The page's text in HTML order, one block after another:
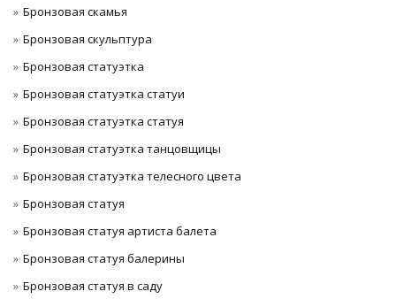
Бронзовая скамья
Бронзовая скульптура
Бронзовая статуэтка
Бронзовая статуэтка статуи
Бронзовая статуэтка статуя
Бронзовая статуэтка танцовщицы
Бронзовая статуэтка телесного цвета
Бронзовая статуя
Бронзовая статуя артиста балета
Бронзовая статуя балерины
Бронзовая статуя в саду